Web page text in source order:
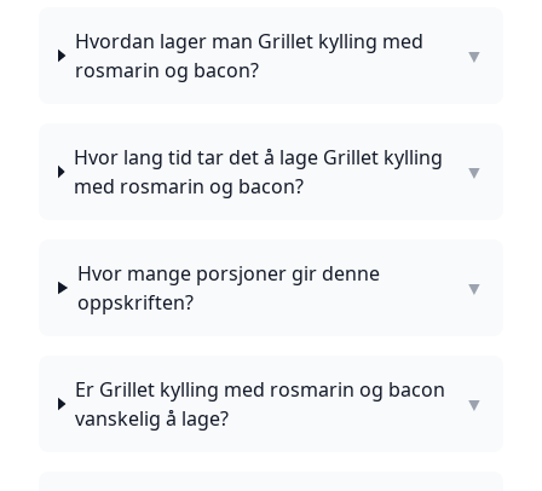
Hvordan lager man Grillet kylling med
rosmarin og bacon?
▼
Hvor lang tid tar det å lage Grillet kylling
med rosmarin og bacon?
▼
Hvor mange porsjoner gir denne
oppskriften?
▼
Er Grillet kylling med rosmarin og bacon
vanskelig å lage?
▼